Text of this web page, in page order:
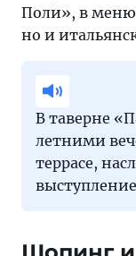
Поли», в меню
но и
В таверне
летними
террасе,